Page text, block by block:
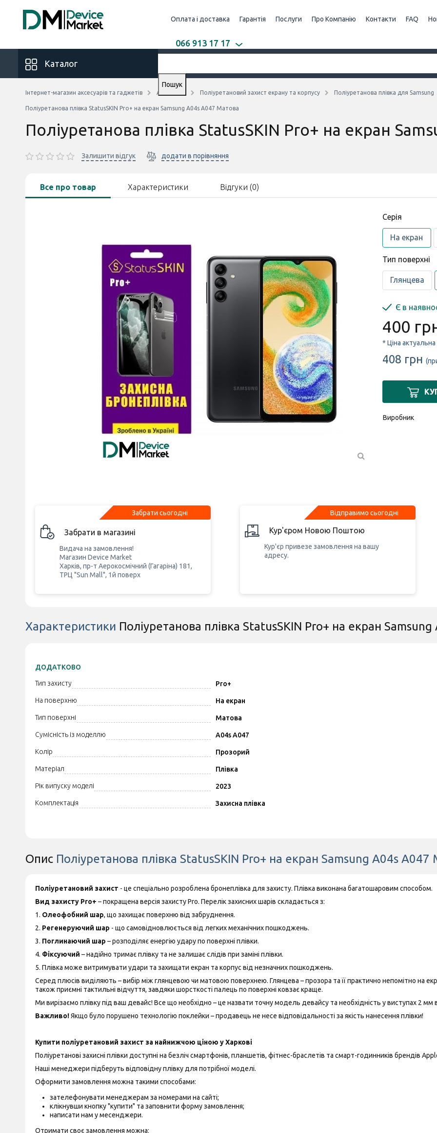
Оплата і доставка Гарантія Послуги Про Компанію Контакти FAQ
066 913 17 17
Каталог
Пошук
Інтернет-магазин аксесуарів та гаджетів Аксесуари Поліуретановий захист екрану та корпусу Поліуретанова плівка для Samsung
Поліуретанова плівка StatusSKIN Pro+ на екран Samsung A04s A047 Матова
Поліуретанова плівка StatusSKIN Pro+ на екран
Залишити відгук додати в порівняння
Все про товар Характеристики Відгуки (0)
Серія
На екран
Тип поверхні
Глянцева
Є в
400
* Ціна
408 грн
Виробник
Забрати сьогодні
Забрати в магазині
Видача на замовлення!
Магазин Device Market
Харків, пр-т Аерокосмічний (Гагаріна) 181,
ТРЦ "Sun Mall", 1й поверх
Відправимо сьогодні
Кур'єром Новою Поштою
Кур'єр привезе замовлення на вашу
адресу.
Характеристики Поліуретанова плівка StatusSKIN Pro+ на екран
ДОДАТКОВО
Тип захисту Pro+
На поверхню На екран
Тип поверхні Матова
Сумісність із моделлю A04s A047
Колір Прозорий
Матеріал Плівка
Рік випуску моделі 2023
Комплектація Захисна плівка
Опис Поліуретанова плівка StatusSKIN Pro+ на екран Samsung A04s A047
Поліуретановий захист - це спеціально розроблена бронеплівка для захисту. Плівка виконана багатошаровим способом.
Вид захисту Pro+ – покращена версія захисту Pro. Перелік захисних шарів складається з:
1. Олеофобний шар, що захищає поверхню від забруднення.
2. Регенеруючий шар - що самовідновлюється від легких механічних пошкоджень.
3. Поглинаючий шар – розподіляє енергію удару по поверхні плівки.
4. Фіксуючий – надійно тримає плівку та не залишає слідів при заміні плівки.
5. Плівка може витримувати удари та захищати екран та корпус від незначних пошкоджень.
Серед плюсів виділяють – вибір між глянцевою чи матовою поверхнею. Глянцева – прозора та її практично непомітно на
також приємні тактильні відчуття, завдяки шорсткості палець по поверхні ковзає краще.
Ми вирізаємо плівку під ваш девайс! Все що необхідно – це назвати точну модель девайсу та необхідність у виступах 2 мм
Важливо!Якщо було порушено технологію поклейки – продавець не несе відповідальності за якість нанесення плівки!
Купити поліуретановий захист за найнижчою ціною у Харкові
Поліуретанові захисні плівки доступні на безліч смартфонів, планшетів, фітнес-браслетів та смарт-годинників брендів
Наші менеджери підберуть відповідну плівку для потрібної моделі.
Оформити замовлення можна такими способами:
зателефонувати менеджерам за номерами на сайті;
клікнувши кнопку "купити" та заповнити форму замовлення;
написати нам у месенджери.
Отримати своє замовлення можна: